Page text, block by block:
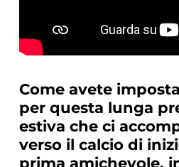
Come avete
per questa lunga
estiva che ci
verso il calcio di
prima amichevole,